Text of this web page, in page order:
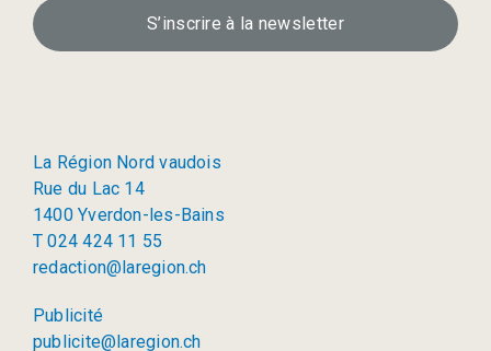
S’inscrire à la newsletter
La Région Nord vaudois
Rue du Lac 14
1400 Yverdon-les-Bains
T 024 424 11 55
redaction@laregion.ch
Publicité
publicite@laregion.ch